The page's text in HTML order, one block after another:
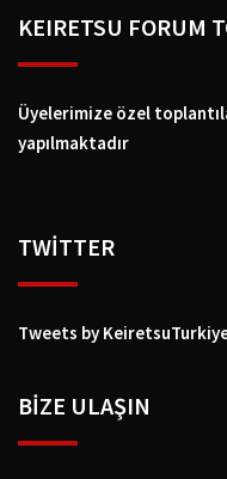
KEIRETSU FORUM
Üyelerimize özel
yapılmaktadır
TWİTTER
Tweets by
BIZE ULAŞIN